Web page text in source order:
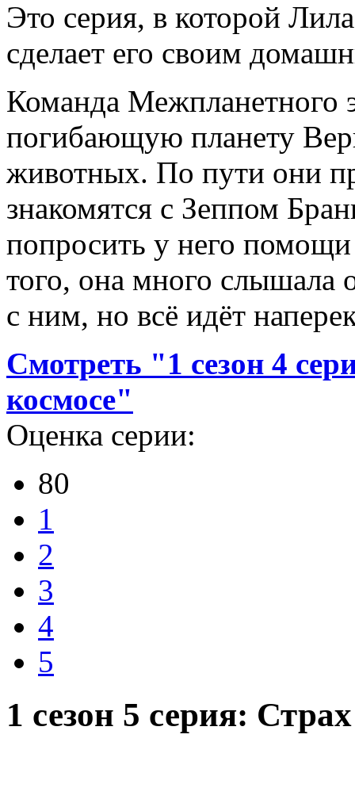
Это серия, в которой
сделает его своим
Команда Межпланетного
погибающую планету
животных. По пути они
знакомятся с Зеппом
попросить у него
того, она много слышала
с ним, но всё идёт
Смотреть "1 сезон 4
космосе"
Оценка серии:
80
1
2
3
4
5
1 сезон 5 серия: